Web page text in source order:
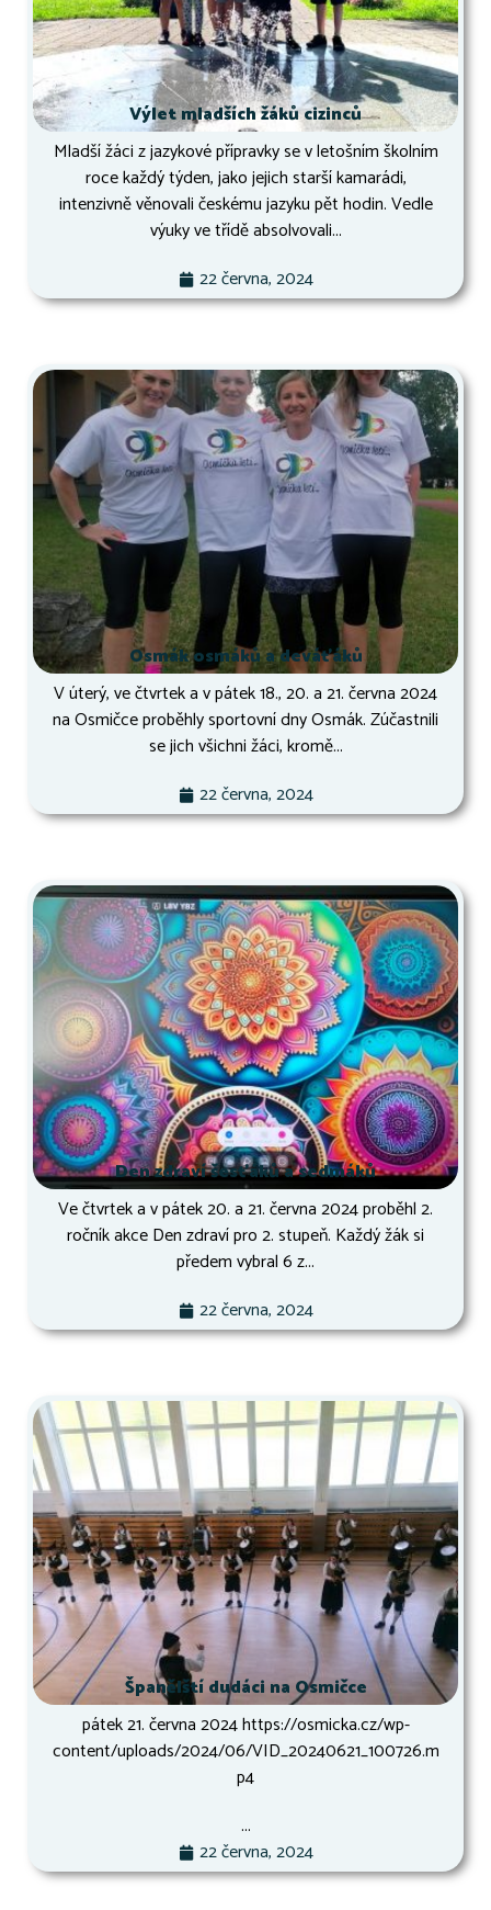
Výlet mladších žáků cizinců
Mladší žáci z jazykové přípravky se v letošním školním
roce každý týden, jako jejich starší kamarádi,
intenzivně věnovali českému jazyku pět hodin. Vedle
výuky ve třídě absolvovali...
22 června, 2024
Osmák osmáků a deváťáků
V úterý, ve čtvrtek a v pátek 18., 20. a 21. června 2024
na Osmičce proběhly sportovní dny Osmák. Zúčastnili
se jich všichni žáci, kromě...
22 června, 2024
Den zdraví šesťáků a sedmáků
Ve čtvrtek a v pátek 20. a 21. června 2024 proběhl 2.
ročník akce Den zdraví pro 2. stupeň. Každý žák si
předem vybral 6 z...
22 června, 2024
Španělští dudáci na Osmičce
pátek 21. června 2024 https://osmicka.cz/wp-
content/uploads/2024/06/VID_20240621_100726.m
p4
...
22 června, 2024